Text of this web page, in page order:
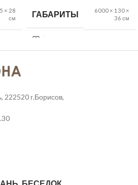
× 28
см
ГАБАРИТЫ
6000 × 130 ×
36 см
222520 г.Борисов,